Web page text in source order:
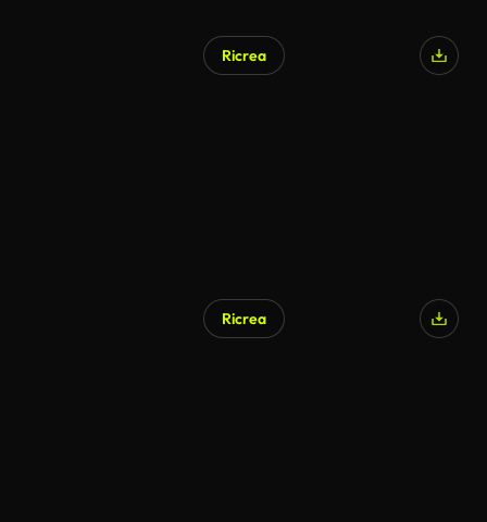
Ricrea
Ricrea